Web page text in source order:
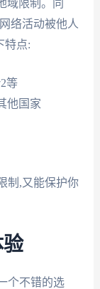
域限制。同
络活动被他人
特点:
等
他国家
制,又能保护你
个不错的选